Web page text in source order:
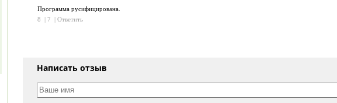
Программа русифицирована.
8
| 7 | Ответить
Написать отзыв